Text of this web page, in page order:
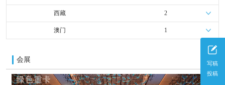
写稿
投稿
西藏 2
澳门 1
会展 更多